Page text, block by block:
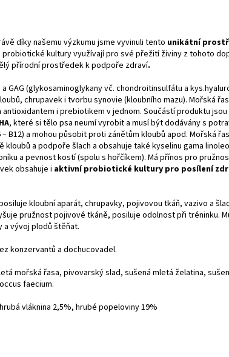
díky našemu výzkumu jsme vyvinuli tento unikátní
kultury využívají pro své přežití živiny z tohoto
přírodní prostředek k podpoře zdraví.
GAG (glykosaminoglykany vč. chondroitinsulfátu a
chrupavek i tvorbu synovie (kloubního mazu). Mořská
i prebiotikem v jednom. Součástí produktu
, které si tělo psa neumí vyrobit a musí být dodávány s
B12) a mohou působit proti zánětům kloubů apod. Mořská
a podpoře šlach a obsahuje také kyselinu gama
a pevnost kostí (spolu s hořčíkem). Má přínos pro
obsahuje i aktivní probiotické kultury pro posílení
kloubní aparát, chrupavky, pojivovou tkáň, vazivo a
pružnost pojivové tkáně, posiluje odolnost při tréninku.
a vývoj plodů štěňat.
konzervantů a dochucovadel.
mořská řasa, pivovarský slad, sušená mletá želatina,
faecium.
vláknina 2,5%, hrubé popeloviny 19%